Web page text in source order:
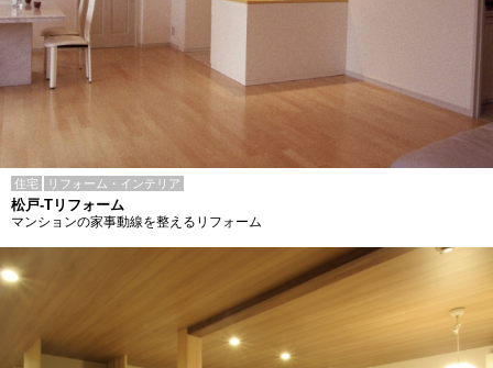
住宅 リフォーム・インテリア
松戸-Tリフォーム
マンションの家事動線を整えるリフォーム